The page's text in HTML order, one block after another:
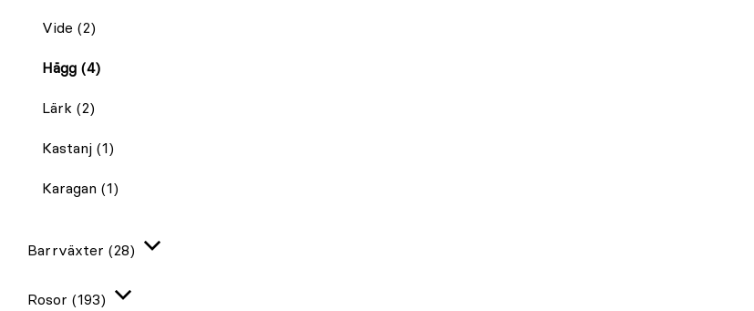
Vide (2)
Hägg (4)
Lärk (2)
Kastanj (1)
Karagan (1)
Barrväxter (28)
Rosor (193)